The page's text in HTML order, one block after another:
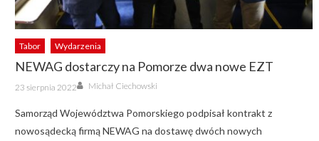
Tabor Wydarzenia
NEWAG dostarczy na Pomorze dwa nowe EZT
Posted
on
23 sierpnia 2022 Author
Michał Ciechowski
Samorząd Województwa Pomorskiego podpisał kontrakt z
nowosądecką firmą NEWAG na dostawę dwóch nowych